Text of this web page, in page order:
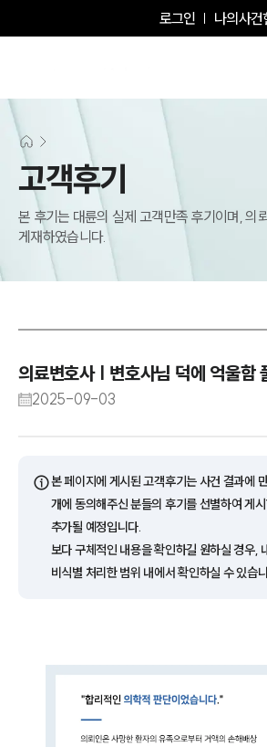
로그인 나의사건
고객후기
본 후기는 대륜의 실제 고객만족 후기이며, 의
게재하였습니다.
의료변호사 | 변호사님 덕에 억울함
2025-09-03
ⓘ본 페이지에 게시된 고객후기는 사건 결과에
개에 동의해주신 분들의 후기를 선별하여 게
추가될 예정입니다.
보다 구체적인 내용을 확인하길 원하실 경우,
비식별 처리한 범위 내에서 확인하실 수 있습